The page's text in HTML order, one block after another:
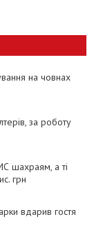
на човнах
за роботу
шахраям, а ті
грн
вдарив гостя